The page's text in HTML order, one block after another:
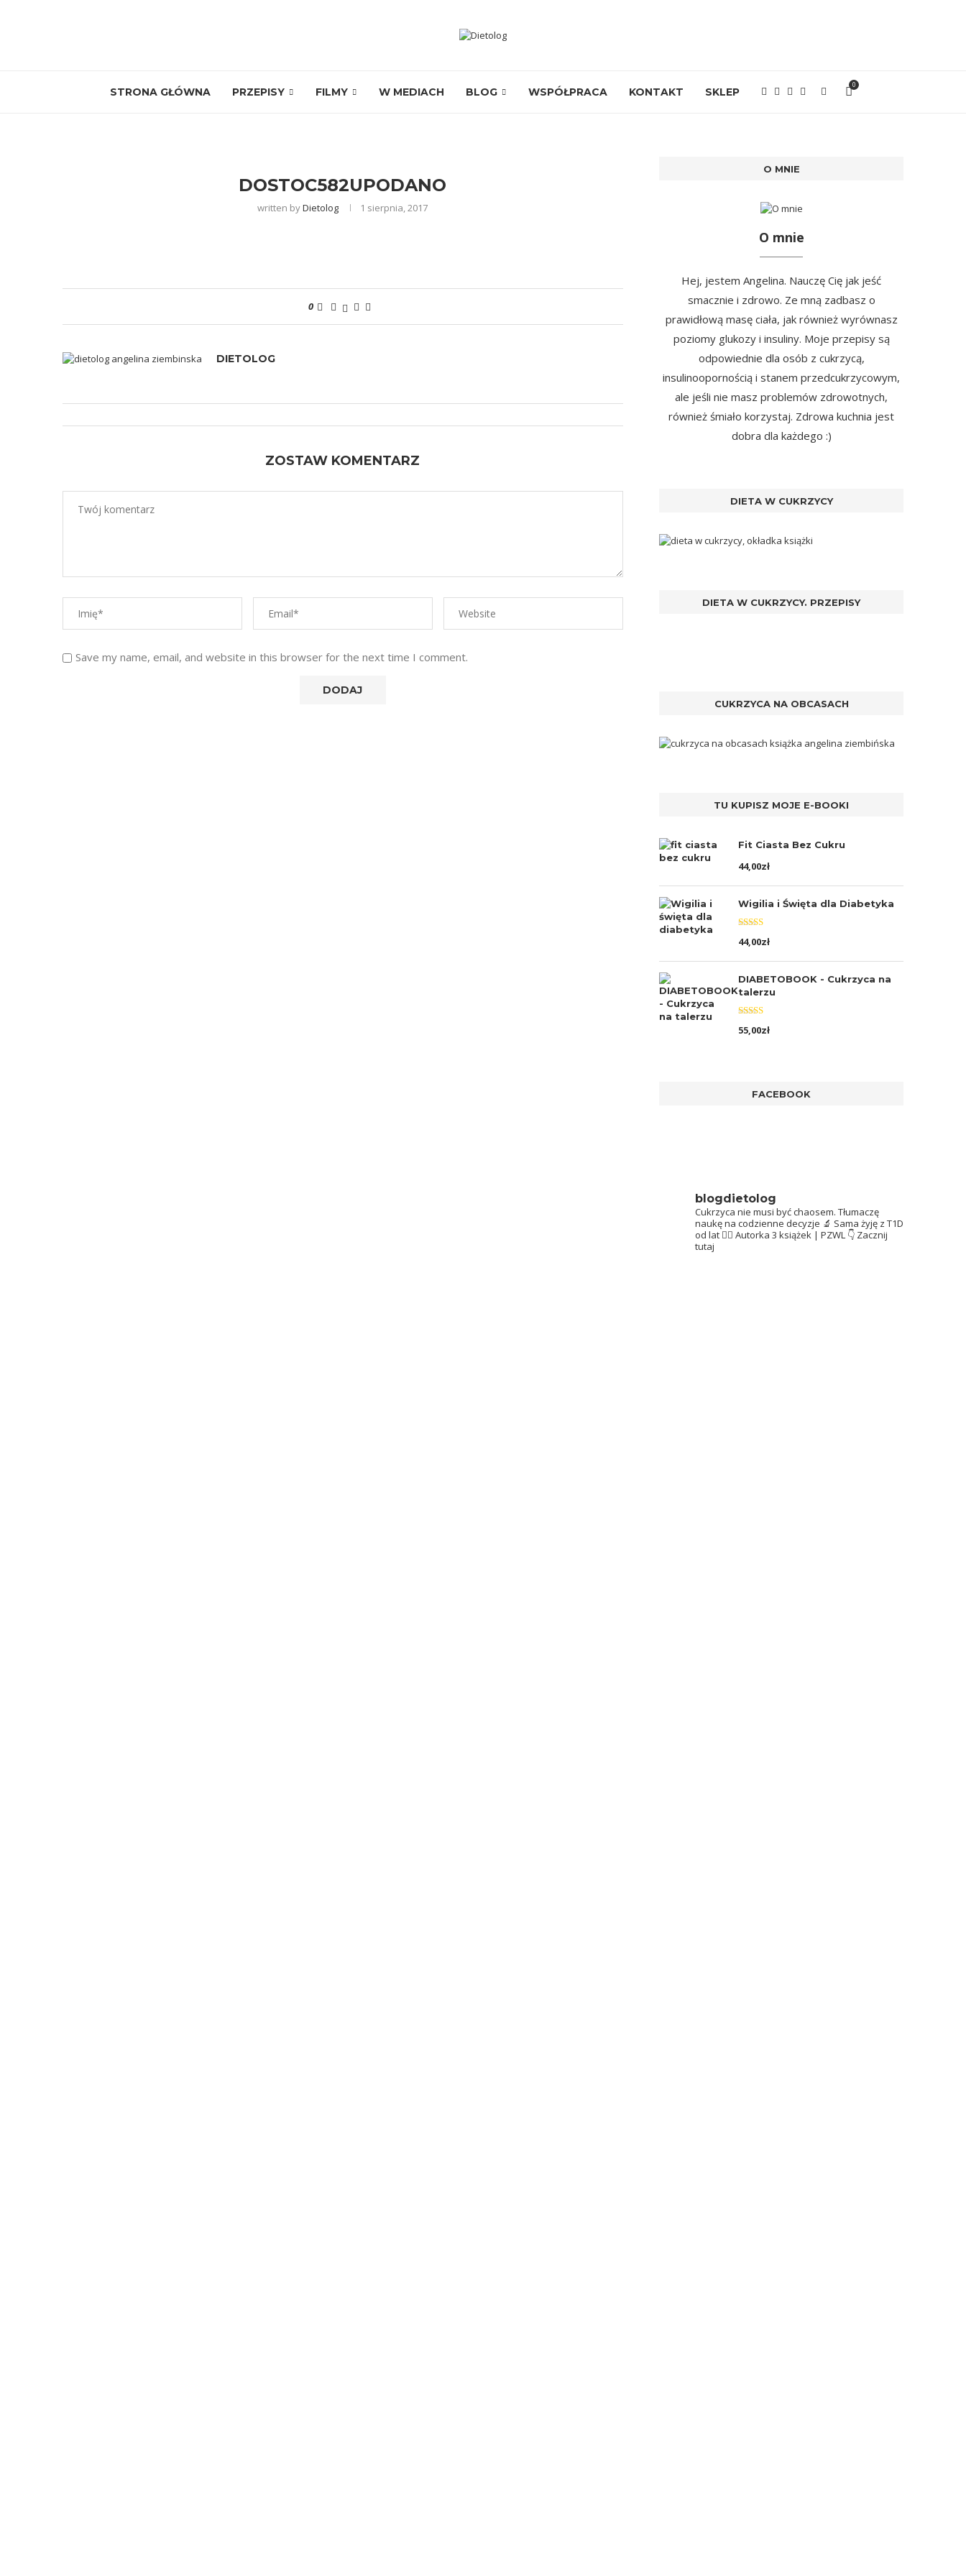
STRONA GŁÓWNA PRZEPISY FILMY W MEDIACH BLOG WSPÓŁPRACA KONTAKT SKLEP
0
DOSTOC582UPODANO
written byDietolog 1 sierpnia, 2017
0
DIETOLOG
ZOSTAW KOMENTARZ
Save my name, email, and website in this browser for the next time I comment.
O MNIE
O mnie
Hej, jestem Angelina. Nauczę Cię jak jeść
smacznie i zdrowo. Ze mną zadbasz o
prawidłową masę ciała, jak również wyrównasz
poziomy glukozy i insuliny. Moje przepisy są
odpowiednie dla osób z cukrzycą,
insulinoopornością i stanem przedcukrzycowym,
ale jeśli nie masz problemów zdrowotnych,
również śmiało korzystaj. Zdrowa kuchnia jest
dobra dla każdego :)
DIETA W CUKRZYCY
DIETA W CUKRZYCY. PRZEPISY
CUKRZYCA NA OBCASACH
TU KUPISZ MOJE E-BOOKI
Fit Ciasta Bez Cukru
44,00zł
Wigilia i Święta dla Diabetyka
Oceniono
5.00na 5
44,00zł
DIABETOBOOK - Cukrzyca na
talerzu
Oceniono
5.00na 5
55,00zł
FACEBOOK
blogdietolog
Cukrzyca nie musi być chaosem. Tłumaczę
naukę na codzienne decyzje 🔬 Sama żyję z T1D
od lat 👩‍⚕️ Autorka 3 książek | PZWL 👇 Zacznij
tutaj